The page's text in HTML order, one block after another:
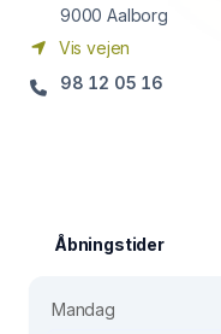
9000 Aalborg
Vis vejen
98 12 05 16
Åbningstider
Mandag